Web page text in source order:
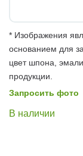
* Изображения
основанием для
цвет шпона,
продукции.
Запросить фото
В наличии